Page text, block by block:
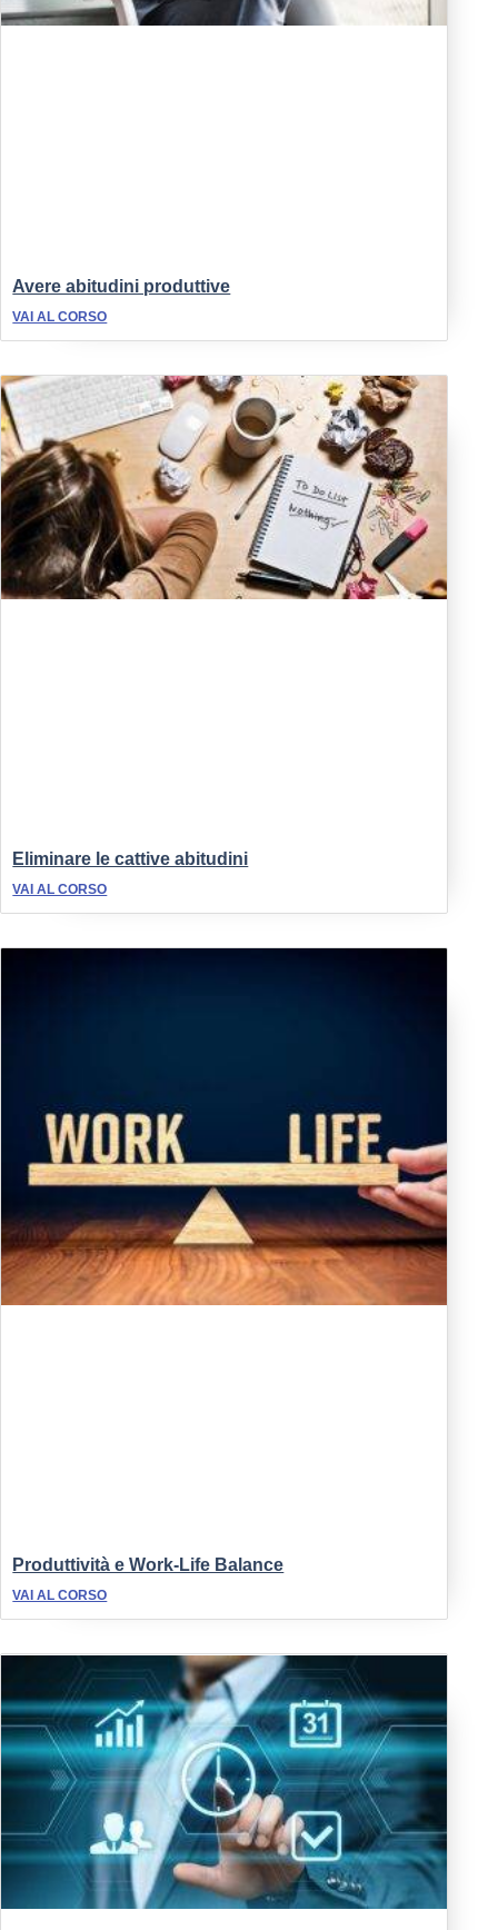
Avere abitudini produttive
VAI AL CORSO
Eliminare le cattive abitudini
VAI AL CORSO
Produttività e Work-Life Balance
VAI AL CORSO